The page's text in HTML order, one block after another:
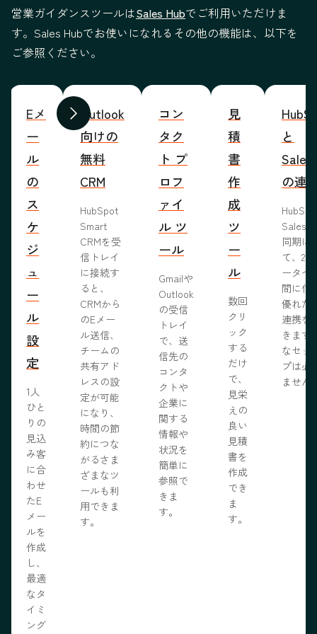
営業ガイダンスツールはSales Hubでご利用いただけま
す。Sales Hubでお使いになれるその他の機能は、以下を
ご参照ください。
前へ 次へ
Eメ
ー
ル
の
ス
ケ
ジ
ュ
ー
ル
設
定
1人
ひと
りの
見込
み客
に合
わせ
たE
メー
ルを
作成
し、
最適
なタ
イミ
ング
Outlook
向けの
無料
CRM
HubSpot
Smart
CRMを受
信トレイ
に接続す
ると、
CRMから
のEメー
ル送信、
チームの
共有アド
レスの設
定が可能
になり、
時間の節
約につな
がるさま
ざまなツ
ールも利
用できま
す。
コン
タク
ト プ
ロフ
ァイ
ル ツ
ール
Gmailや
Outlook
の受信
トレイ
で、送
信先の
コンタ
クトや
企業に
関する
情報や
状況を
簡単に
参照で
きま
す。
見
積
書
作
成
ツ
ー
ル
数回
クリ
ック
する
だけ
で、
見栄
えの
良い
見積
書を
作成
でき
ま
す。
と
の連
同期に
て、2
ータベ
間に信
優れた
連携を
きます
なセッ
プは必
ません